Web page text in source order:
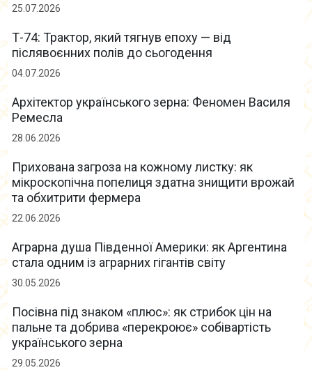
25.07.2026
Т-74: Трактор, який тягнув епоху — від
післявоєнних полів до сьогодення
04.07.2026
Архітектор українського зерна: Феномен Василя
Ремесла
28.06.2026
Прихована загроза на кожному листку: як
мікроскопічна попелиця здатна знищити врожай
та обхитрити фермера
22.06.2026
Аграрна душа Південної Америки: як Аргентина
стала одним із аграрних гігантів світу
30.05.2026
Посівна під знаком «плюс»: як стрибок цін на
пальне та добрива «перекроює» собівартість
українського зерна
29.05.2026